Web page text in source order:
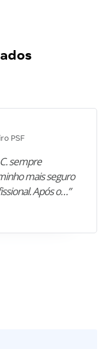
PSF
sempre
mais seguro
Após o…”